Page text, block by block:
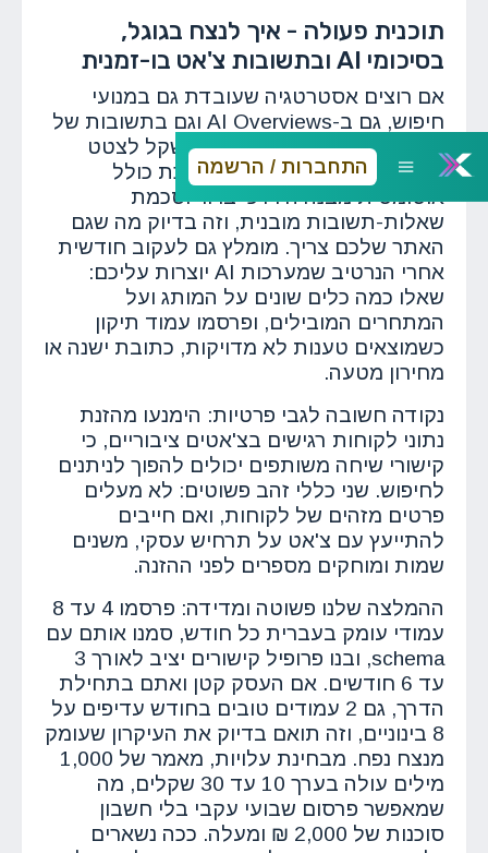
התחברות / הרשמה
תוכנית פעולה - איך לנצח בגוגל,
בסיכומי AI ובתשובות צ'אט בו-זמנית
אם רוצים אסטרטגיה שעובדת גם במנועי
חיפוש, גם ב-AI Overviews וגם בתשובות של
צ'אט גיפיטי, צריך לבנות אתר שקל לצטט
ממנו. כל מאמר שיוצא מהמערכת כולל
אוטומטית מבנה היררכי ברור וסכמת
שאלות-תשובות מובנית, וזה בדיוק מה שגם
האתר שלכם צריך. מומלץ גם לעקוב חודשית
אחרי הנרטיב שמערכות AI יוצרות עליכם:
שאלו כמה כלים שונים על המותג ועל
המתחרים המובילים, ופרסמו עמוד תיקון
כשמוצאים טענות לא מדויקות, כתובת ישנה או
מחירון מטעה.
נקודה חשובה לגבי פרטיות: הימנעו מהזנת
נתוני לקוחות רגישים בצ'אטים ציבוריים, כי
קישורי שיחה משותפים יכולים להפוך לניתנים
לחיפוש. שני כללי זהב פשוטים: לא מעלים
פרטים מזהים של לקוחות, ואם חייבים
להתייעץ עם צ'אט על תרחיש עסקי, משנים
שמות ומוחקים מספרים לפני ההזנה.
ההמלצה שלנו פשוטה ומדידה: פרסמו 4 עד 8
עמודי עומק בעברית כל חודש, סמנו אותם עם
schema, ובנו פרופיל קישורים יציב לאורך 3
עד 6 חודשים. אם העסק קטן ואתם בתחילת
הדרך, גם 2 עמודים טובים בחודש עדיפים על
8 בינוניים, וזה תואם בדיוק את העיקרון שעומק
מנצח נפח. מבחינת עלויות, מאמר של 1,000
מילים עולה בערך 10 עד 30 שקלים, מה
שמאפשר פרסום שבועי עקבי בלי חשבון
סוכנות של 2,000 ₪ ומעלה. ככה נשארים